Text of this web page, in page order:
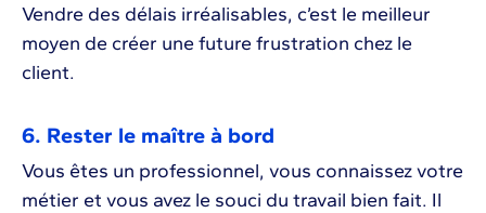
Vendre des délais irréalisables, c’est le meilleur
moyen de créer une future frustration chez le
client.
6. Rester le maître à bord
Vous êtes un professionnel, vous connaissez votre
métier et vous avez le souci du travail bien fait. Il